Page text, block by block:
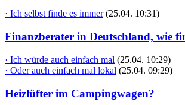
· Ich selbst finde es immer (25.04. 10:31)
Finanzberater in Deutschland, wie
· Ich würde auch einfach mal (25.04. 10:29)
· Oder auch einfach mal lokal (25.04. 09:29)
Heizlüfter im Campingwagen?